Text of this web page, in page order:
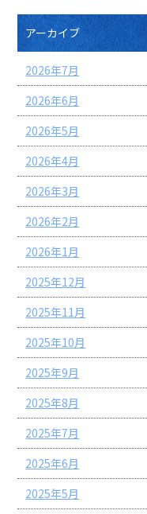
アーカイブ
2026年7月
2026年6月
2026年5月
2026年4月
2026年3月
2026年2月
2026年1月
2025年12月
2025年11月
2025年10月
2025年9月
2025年8月
2025年7月
2025年6月
2025年5月